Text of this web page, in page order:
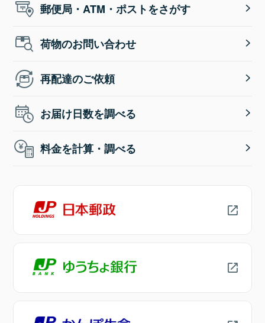
郵便局・ATM・ポストをさがす
荷物のお問い合わせ
再配達のご依頼
お届け日数を調べる
料金を計算・調べる